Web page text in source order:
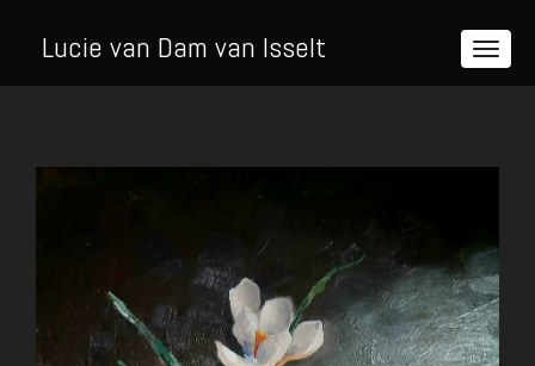
Lucie van Dam van Isselt